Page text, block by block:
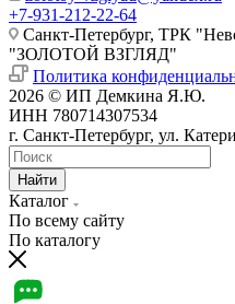
+7-931-212-22-64
Санкт-Петербург, ТРК
"ЗОЛОТОЙ ВЗГЛЯД"
Политика
2026 © ИП Демкина Я.Ю.
ИНН 780714307534
г. Санкт-Петербург, ул.
Найти
Каталог
По всему сайту
По каталогу